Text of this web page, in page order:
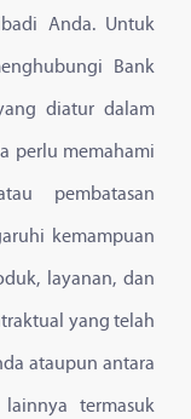
Anda. Untuk
Bank
diatur dalam
perlu memahami
pembatasan
kemampuan
layanan, dan
yang telah
ataupun antara
termasuk